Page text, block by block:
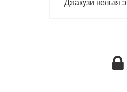
Джакузи нельзя